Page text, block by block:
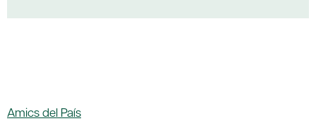
Amics del País